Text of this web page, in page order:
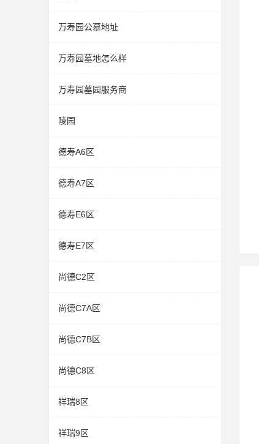
万寿园公墓地址
万寿园墓地怎么样
万寿园墓园服务商
陵园
德寿A6区
德寿A7区
德寿E6区
德寿E7区
尚德C2区
尚德C7A区
尚德C7B区
尚德C8区
祥瑞8区
祥瑞9区